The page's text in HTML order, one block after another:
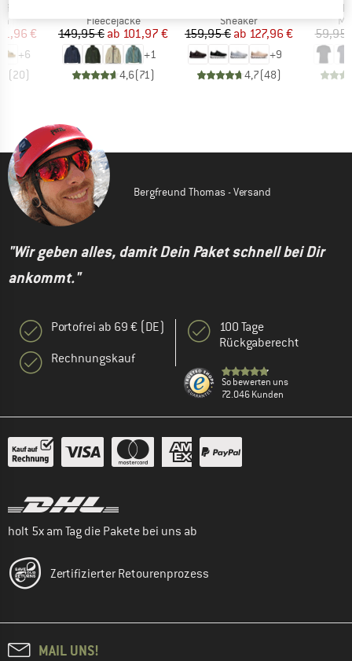
Preis
€
+6
(20)
Produktgruppe
Fleecejacke
Preis
149,95 € reduzierter Preis
ab 101,97 €
+1
4,6(71)
Produktgruppe
Sneaker
Preis
159,95 € reduzierter Preis
ab 127,96 €
+9
4,7(48)
59,95
Bergfreund Thomas - Versand
"Wir geben alles, damit Dein Paket schnell bei Dir
ankommt."
Portofrei ab 69 € (DE)
Rechnungskauf
100 Tage
Rückgaberecht
So bewerten uns
72.046 Kunden
holt 5x am Tag die Pakete bei uns ab
Zertifizierter Retourenprozess
MAIL UNS!